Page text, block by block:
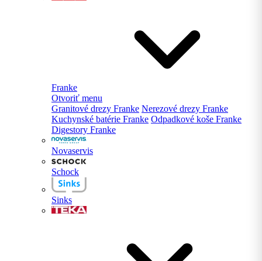
Franke
Otvoriť menu
Granitové drezy Franke Nerezové drezy Franke
Kuchynské batérie Franke Odpadkové koše Franke
Digestory Franke
Novaservis
Schock
Sinks